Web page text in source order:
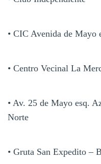
• CIC Avenida de Mayo
• Centro Vecinal La
• Av. 25 de Mayo esq.
Norte
• Gruta San Expedito –